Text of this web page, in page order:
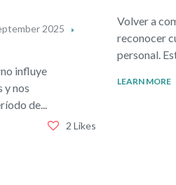
2025
influye
y nos
de...
2 Likes
Volver a
reconocer
personal.
LEARN MORE